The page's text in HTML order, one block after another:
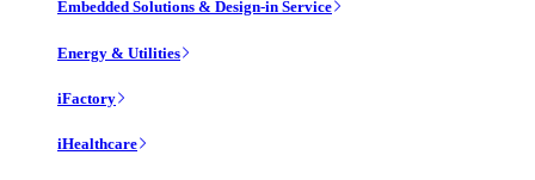
Embedded Solutions & Design-in Service
Energy & Utilities
iFactory
iHealthcare